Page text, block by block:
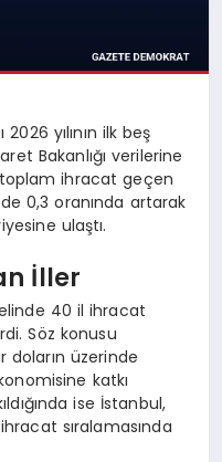
yılının ilk beş
Bakanlığı verilerine
ihracat geçen
0,3 oranında artarak
ulaştı.
İller
40 il ihracat
Söz konusu
doların üzerinde
katkı
ise İstanbul,
sıralamasında